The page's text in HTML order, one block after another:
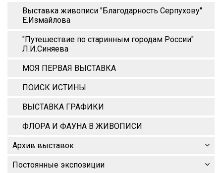
Выставка живописи "Благодарность Серпухову"
Е.Измайлова
"Путешествие по старинным городам России"
Л.И.Синяева
МОЯ ПЕРВАЯ ВЫСТАВКА
ПОИСК ИСТИНЫ
ВЫСТАВКА ГРАФИКИ
ФЛОРА И ФАУНА В ЖИВОПИСИ
Архив выставок
Постоянные экспозиции